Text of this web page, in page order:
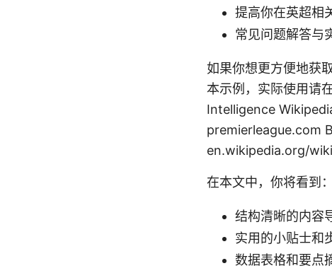
提高你在英超相
常见问题解答与
如果你想更方便地获
本示例，实际使用请
Intelligence
premierleague.com
en.wikipedia.org/
在本文中，你将看到：
结构清晰的内容
实用的小贴士和
数据表格和要点